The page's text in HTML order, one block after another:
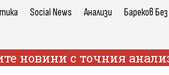
Social News Анализи Бареков
новини с точния